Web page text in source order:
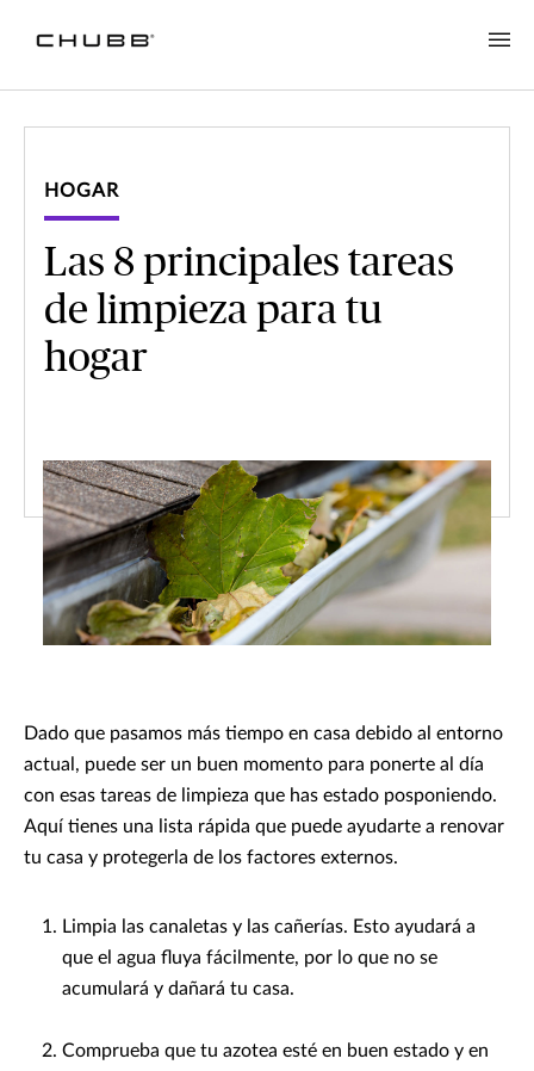
HOGAR
Las 8 principales tareas
de limpieza para tu
hogar
Dado que pasamos más tiempo en casa debido al entorno
actual, puede ser un buen momento para ponerte al día
con esas tareas de limpieza que has estado posponiendo.
Aquí tienes una lista rápida que puede ayudarte a renovar
tu casa y protegerla de los factores externos.
Limpia las canaletas y las cañerías. Esto ayudará a
que el agua fluya fácilmente, por lo que no se
acumulará y dañará tu casa.
Comprueba que tu azotea esté en buen estado y en